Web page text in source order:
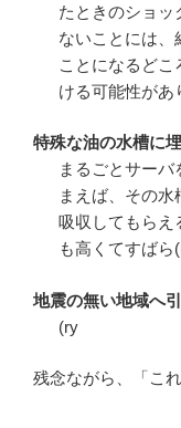
たときのショッ
ないことには、
ことになるど
ける可能性があ
特殊な油の水槽に
まるごとサー
まえば、その
吸収してもらえ
も高くてすばら
地震の無い地域へ
(ry
残念ながら、「こ